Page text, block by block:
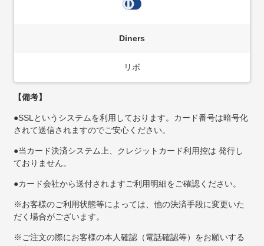
Diners
リボ
【備考】
●SSLというシステムを利用しております。カード番号は暗号化
されて送信されますのでご安心ください。
●当カード決済システム上、クレジットカード利用控は 発行し
ておりません。
●カード会社から送付されますご利用明細をご確認ください。
※お客様のご利用状態等によっては、他の決済手段に変更いた
だく場合がございます。
※ご注文の際にお客様の本人確認（電話確認等）をお願いする